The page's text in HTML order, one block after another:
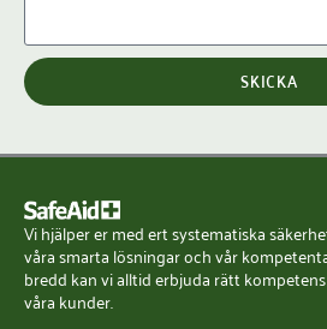
g
g
t
SKICKA
Vi hjälper er med ert systematiska
våra smarta lösningar och vår
bredd kan vi alltid erbjuda rätt
våra kunder.